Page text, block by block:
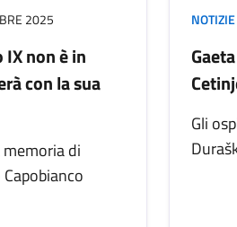
2025
non è in
con la sua
di
NOTIZIE
Gli